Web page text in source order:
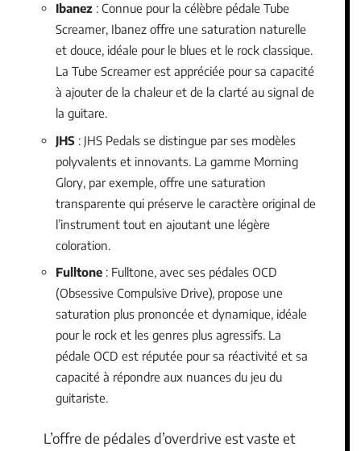
Ibanez : Connue pour la célèbre pédale Tube
Screamer, Ibanez offre une saturation naturelle
et douce, idéale pour le blues et le rock classique.
La Tube Screamer est appréciée pour sa capacité
à ajouter de la chaleur et de la clarté au signal de
la guitare.
JHS : JHS Pedals se distingue par ses modèles
polyvalents et innovants. La gamme Morning
Glory, par exemple, offre une saturation
transparente qui préserve le caractère original de
l’instrument tout en ajoutant une légère
coloration.
Fulltone : Fulltone, avec ses pédales OCD
(Obsessive Compulsive Drive), propose une
saturation plus prononcée et dynamique, idéale
pour le rock et les genres plus agressifs. La
pédale OCD est réputée pour sa réactivité et sa
capacité à répondre aux nuances du jeu du
guitariste.
L’offre de pédales d’overdrive est vaste et